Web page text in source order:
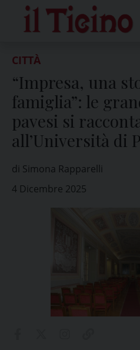
content
CITTÀ
“Impresa, una
famiglia”: le
pavesi si
all’Università di
di Simona Rapparelli
4 Dicembre 2025